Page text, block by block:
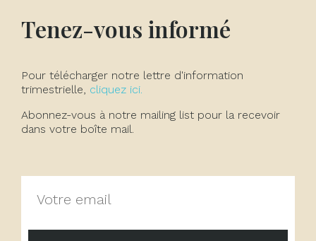
Tenez-vous informé
Pour télécharger notre lettre d'information
trimestrielle, cliquez ici.
Abonnez-vous à notre mailing list pour la recevoir
dans votre boîte mail.